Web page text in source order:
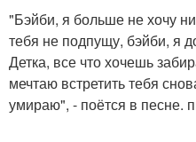
"Бэйби, я больше не хочу
тебя не подпущу, бэйби, я
Детка, все что хочешь
мечтаю встретить тебя
умираю", - поётся в песне.